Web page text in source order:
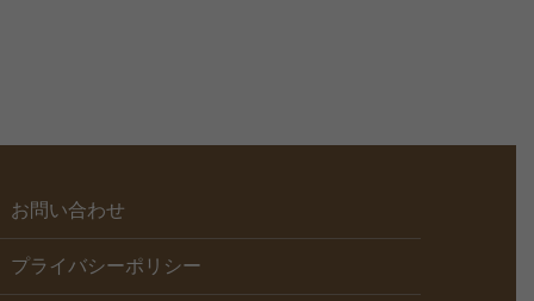
お問い合わせ
プライバシーポリシー